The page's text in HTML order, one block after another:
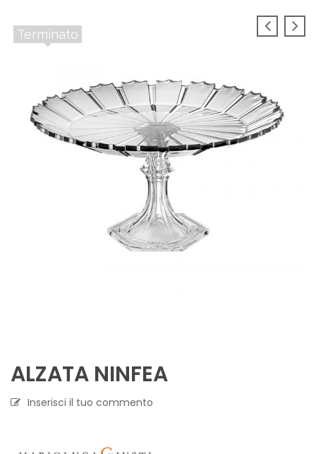
Terminato
ALZATA NINFEA
Inserisci il tuo commento